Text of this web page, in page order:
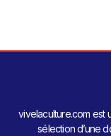
vivelaculture.com est
sélection d’une